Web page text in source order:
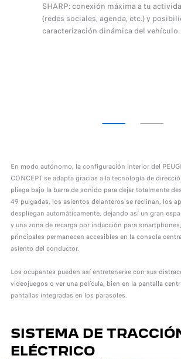
SHARP: conexión máxima a tu
(redes sociales, agenda, etc.) y
caracterización dinámica del vehículo.
En modo autónomo, la configuración interior del
CONCEPT se adapta gracias a la tecnología de
pliega bajo la barra de sonido para dejar totalmente
49 pulgadas, los asientos delanteros se reclinan, los
despliegan automáticamente, dejando así un gran
y una zona de recarga por inducción para
principales permanecen accesibles en la consola
asiento del conductor.
Los ocupantes pueden así entretenerse con sus
videojuegos o ver una película, bien en la pantalla
pantallas integradas en los parasoles.
SISTEMA DE
ELÉCTRICO